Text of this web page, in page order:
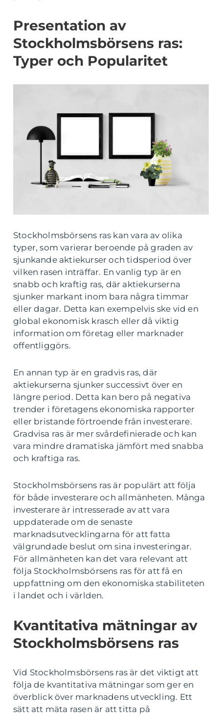
Presentation av
Stockholmsbörsens ras:
Typer och Popularitet
Stockholmsbörsens ras kan vara av olika
typer, som varierar beroende på graden av
sjunkande aktiekurser och tidsperiod över
vilken rasen inträffar. En vanlig typ är en
snabb och kraftig ras, där aktiekurserna
sjunker markant inom bara några timmar
eller dagar. Detta kan exempelvis ske vid en
global ekonomisk krasch eller då viktig
information om företag eller marknader
offentliggörs.
En annan typ är en gradvis ras, där
aktiekurserna sjunker successivt över en
längre period. Detta kan bero på negativa
trender i företagens ekonomiska rapporter
eller bristande förtroende från investerare.
Gradvisa ras är mer svårdefinierade och kan
vara mindre dramatiska jämfört med snabba
och kraftiga ras.
Stockholmsbörsens ras är populärt att följa
för både investerare och allmänheten. Många
investerare är intresserade av att vara
uppdaterade om de senaste
marknadsutvecklingarna för att fatta
välgrundade beslut om sina investeringar.
För allmänheten kan det vara relevant att
följa Stockholmsbörsens ras för att få en
uppfattning om den ekonomiska stabiliteten
i landet och i världen.
Kvantitativa mätningar av
Stockholmsbörsens ras
Vid Stockholmsbörsens ras är det viktigt att
följa de kvantitativa mätningar som ger en
överblick över marknadens utveckling. Ett
sätt att mäta rasen är att titta på